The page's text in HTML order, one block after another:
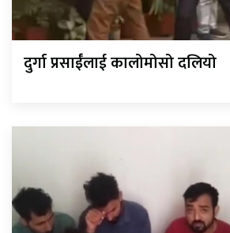
दुर्गा प्रसाईँलाई कालोमोसो दलियो